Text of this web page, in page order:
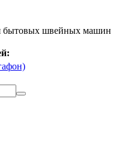
бытовых швейных машин